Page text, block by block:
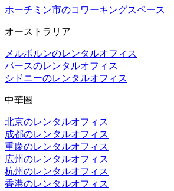
ホーチミン市のコワーキングスペース
オーストラリア
メルボルンのレンタルオフィス
パースのレンタルオフィス
シドニーのレンタルオフィス
中華圏
北京のレンタルオフィス
成都のレンタルオフィス
重慶のレンタルオフィス
広州のレンタルオフィス
杭州のレンタルオフィス
香港のレンタルオフィス